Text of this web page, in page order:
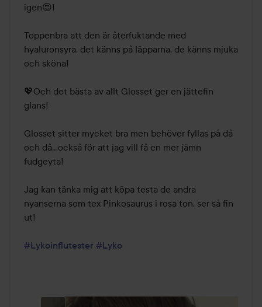
igen😍!
Toppenbra att den är återfuktande med
hyaluronsyra, det känns på läpparna, de känns mjuka
och sköna!
💖Och det bästa av allt Glosset ger en jättefin
glans!
Glosset sitter mycket bra men behöver fyllas på då
och då...också för att jag vill få en mer jämn
fudgeyta!
Jag kan tänka mig att köpa testa de andra
nyanserna som tex Pinkosaurus i rosa ton, ser så fin
ut!
#Lykoinflutester #Lyko